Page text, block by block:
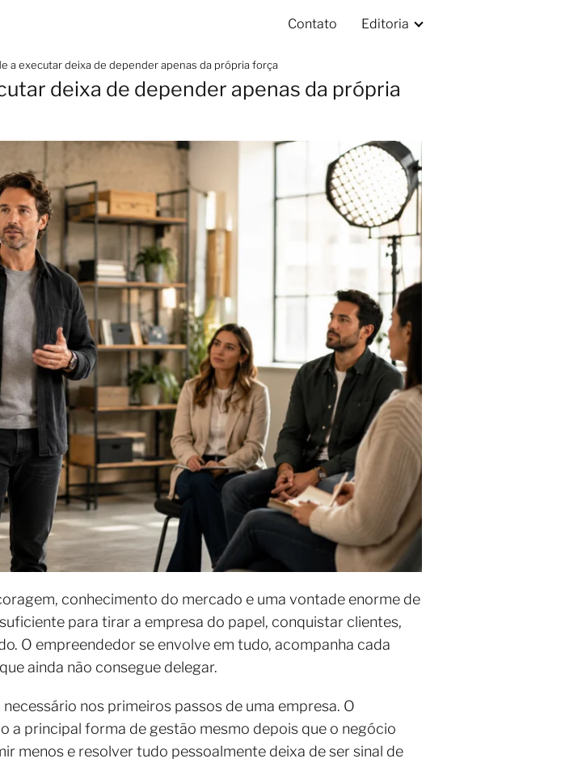
Contato Editoria
a executar deixa de depender apenas da própria força
deixa de depender apenas da própria
conhecimento do mercado e uma vontade enorme de
para tirar a empresa do papel, conquistar clientes,
O empreendedor se envolve em tudo, acompanha cada
ainda não consegue delegar.
nos primeiros passos de uma empresa. O
a principal forma de gestão mesmo depois que o negócio
menos e resolver tudo pessoalmente deixa de ser sinal de